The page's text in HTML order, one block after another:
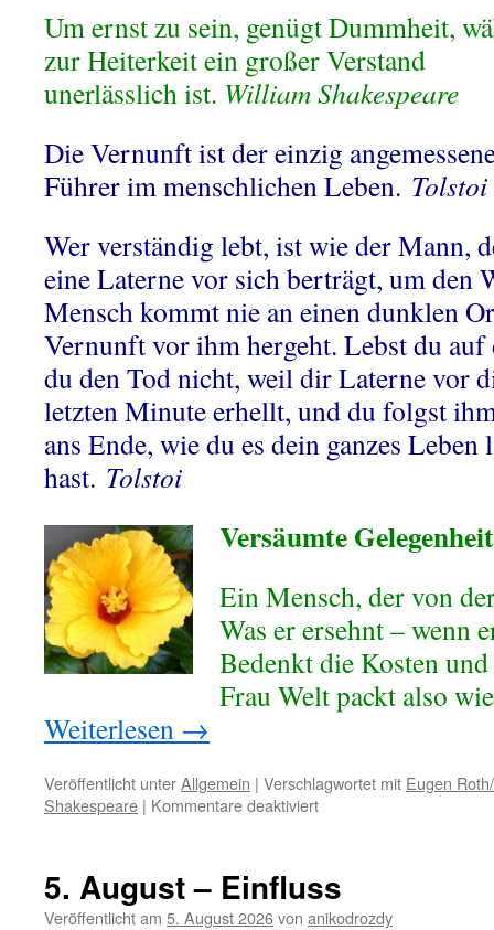
Um ernst zu sein, genügt Dummheit,
zur Heiterkeit ein großer Verstand
unerlässlich ist. William Shakespeare
Die Vernunft ist der einzig
Führer im menschlichen Leben.
Wer verständig lebt, ist wie der Mann,
eine Laterne vor sich berträgt, um den
Mensch kommt nie an einen dunklen
Vernunft vor ihm hergeht. Lebst du auf
du den Tod nicht, weil dir Laterne vor
letzten Minute erhellt, und du folgst
ans Ende, wie du es dein ganzes Leben
hast. Tolstoi
Versäumte
Ein Mensch, der von
Was er ersehnt – wenn
Bedenkt die Kosten
Frau Welt packt also
Weiterlesen →
Veröffentlicht unterAllgemein | Verschlagwortet mit Eugen
Shakespeare | Kommentare deaktiviertfür
Die
Macht
5. August – Einfluss
Veröffentlicht am 5. August 2026von anikodrozdy